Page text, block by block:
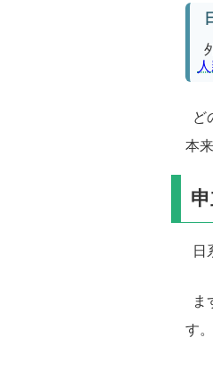
ど
本
日
ま
す